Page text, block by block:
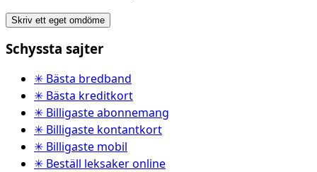
Skriv ett eget omdöme
Schyssta sajter
✳ Bästa bredband
✳ Bästa kreditkort
✳ Billigaste abonnemang
✳ Billigaste kontantkort
✳ Billigaste mobil
✳ Beställ leksaker online